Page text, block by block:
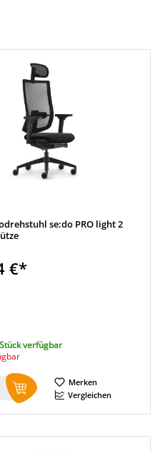
se:do PRO light 2
€*
verfügbar
Merken
Vergleichen